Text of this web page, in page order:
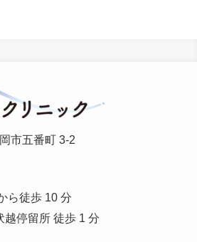
市五番町 3-2
ら徒歩 10 分
停留所 徒歩 1 分